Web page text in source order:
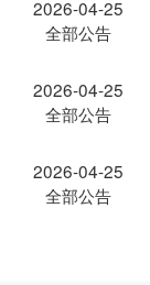
2026-04-25
全部公告
2026-04-25
全部公告
2026-04-25
全部公告